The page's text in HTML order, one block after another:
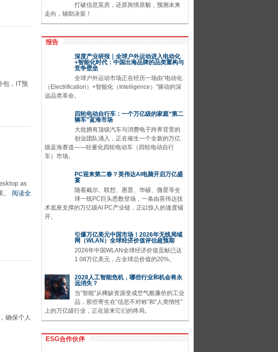
包，IT预
as
。 阅读全
确保个人
打破信息茧房，还原舆情原貌，预测未来
走向，辅助决策！
报告
深度产业研报｜全球户外运动进入电动化
+智能化时代：中国出海品牌的品类重构与
竞争壁垒
全球户外运动市场正在经历一场由“电动化
（Electrification）+智能化（Intelligence）”驱动的深
远品类革命。
四轮电动自行车：一个万亿级的家庭“第二
辆车”蓝海市场
大批拥有顶级汽车与消费电子跨界背景的
创业团队涌入，正在催生一个全新的万亿
级蓝海赛道——轻量化四轮电动车（四轮电动自行
车）市场。
PC迎来第二春？英伟达AI电脑开启万亿盛
宴
随着戴尔、联想、惠普、华硕、微星等全
球一线PC巨头悉数登场，一条由英伟达技
术底座支撑的万亿级AI PC产业链，正以惊人的速度铺
开。
引爆万亿美元中国市场！2026年无线局域
网（WLAN）全球经济价值评估超预期
2026年中国WLAN全球经济价值贡献已达
1.08万亿美元，占全球总价值的20%。
2028人工智能危机，哪些行业和机会将永
远消失？
当“智能”从稀缺资源变成空气般廉价的工业
品，那些寄生在“信息不对称”和“人类惰性”
上的万亿级行业，正在迎来它们的终局。
ESG合作伙伴